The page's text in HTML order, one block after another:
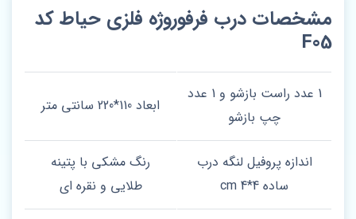
مشخصات درب فرفوروژه فلزی حیاط کد
F05
1 عدد راست بازشو و 1 عدد
چپ بازشو
ابعاد 110*220 سانتی متر
اندازه پروفیل لنگه درب
ساده 4*4 cm
رنگ مشکی با پتینه
طلایی و نقره ای